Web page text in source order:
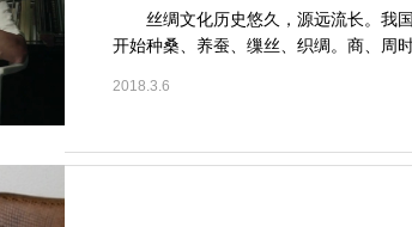
丝绸文化历史悠久，源远流长。我国
开始种桑、养蚕、缫丝、织绸。商、周
2018.3.6